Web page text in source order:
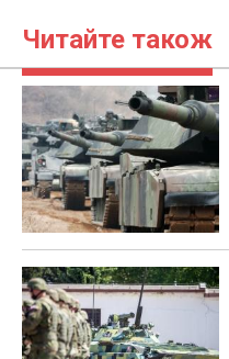
Читайте також